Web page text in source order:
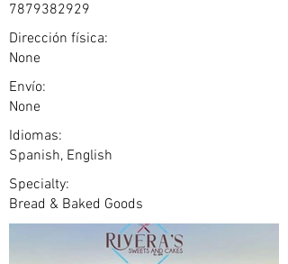
7879382929
Dirección física:
None
Envío:
None
Idiomas:
Spanish, English
Specialty:
Bread & Baked Goods